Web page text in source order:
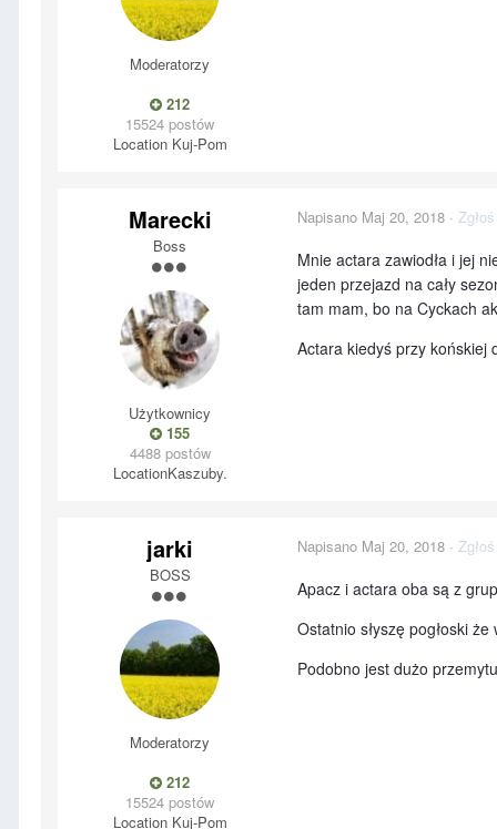
Moderatorzy
212
15524 postów
LocationKuj-Pom
Marecki
Boss
Użytkownicy
155
4488 postów
LocationKaszuby.
Napisano Maj 20, 2018 ·
Mnie actara zawiodła i jej
jeden przejazd na cały
tam mam, bo na Cyckach
Actara kiedyś przy końskiej
jarki
BOSS
Moderatorzy
212
15524 postów
LocationKuj-Pom
Napisano Maj 20, 2018 ·
Apacz i actara oba są z
Ostatnio słyszę pogłoski
Podobno jest dużo